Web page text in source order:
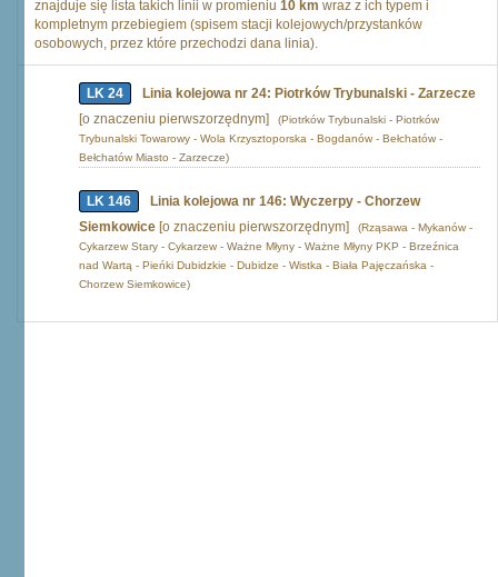
znajduje się lista takich linii w promieniu 10 km wraz z ich typem i
kompletnym przebiegiem (spisem stacji kolejowych/przystanków
osobowych, przez które przechodzi dana linia).
LK 24
Linia kolejowa nr 24: Piotrków Trybunalski - Zarzecze
[o znaczeniu pierwszorzędnym]
(Piotrków Trybunalski - Piotrków
Trybunalski Towarowy - Wola Krzysztoporska - Bogdanów - Bełchatów -
Bełchatów Miasto - Zarzecze)
LK 146
Linia kolejowa nr 146: Wyczerpy - Chorzew
Siemkowice [o znaczeniu pierwszorzędnym]
(Rząsawa - Mykanów -
Cykarzew Stary - Cykarzew - Ważne Młyny - Ważne Młyny PKP - Brzeźnica
nad Wartą - Pieńki Dubidzkie - Dubidze - Wistka - Biała Pajęczańska -
Chorzew Siemkowice)